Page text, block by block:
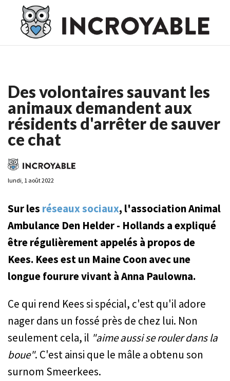
Casino En Ligne France
Casino En Ligne France
Ligne
Des volontaires sauvant les
animaux demandent aux
résidents d'arrêter de sauver
ce chat
lundi, 1 août 2022
Sur les réseaux sociaux, l'association Animal
Ambulance Den Helder - Hollands a expliqué
être régulièrement appelés à propos de
Kees. Kees est un Maine Coon avec une
longue fourure vivant à Anna Paulowna.
Ce qui rend Kees si spécial, c'est qu'il adore
nager dans un fossé près de chez lui. Non
seulement cela, il "aime aussi se rouler dans la
boue". C'est ainsi que le mâle a obtenu son
surnom Smeerkees.